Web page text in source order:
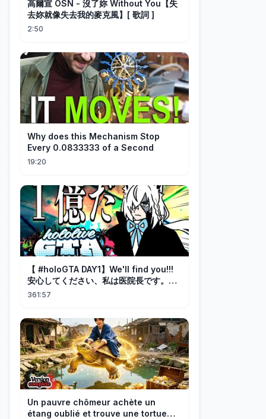
高爾宣 OSN - 沒了妳 Without You【失
去妳就像失去我的麥克風】[ 歌詞 ]
2:50
Why does this Mechanism Stop
Every 0.0833333 of a Second
19:20
【 #holoGTA DAY1】We'll find you!!!
安心してください、私は医院長です。
【ホロライブ/白上フブキ 】
361:57
Un pauvre chômeur achète un
étang oublié et trouve une tortue